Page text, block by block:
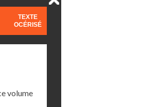
TEXTE
OCÉRISÉ
volume